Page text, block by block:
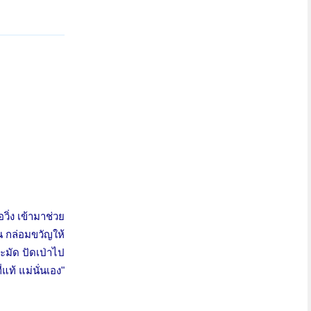
ง เข้ามาช่วย
กล่อมขวัญให้
มัด ปัดเป่าไป
ท้ แม่นั่นเอง"